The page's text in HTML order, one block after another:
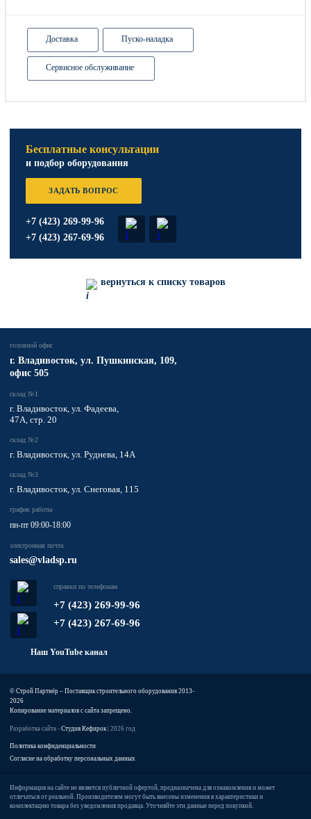
Доставка Пуско-наладка
Сервисное обслуживание
Бесплатные консультации
и подбор оборудования
ЗАДАТЬ ВОПРОС
+7 (423) 269-99-96
+7 (423) 267-69-96
вернуться к списку товаров
головной офис
​г. Владивосток, ул. Пушкинская, 109,
офис 505
график работы
пн-пт 09:00-18:00
электронная почта
sales@vladsp.ru
склад №1
г. Владивосток, ул. Фадеева,
47А, стр. 20
склад №2
г. Владивосток, ул. Руднева, 14А
склад №3
г. Владивосток, ул. Снеговая, 115
справки по телефонам
+7 (423) 269-99-96
+7 (423) 267-69-96
Наш YouTube канал
© Строй Партнёр – Поставщик строительного оборудования 2013-
2026
Копирование материалов с сайта запрещено.
Разработка сайта - Студия Кефирок | 2026 год
Политика конфиденциальности
Согласие на обработку персональных данных
Информация на сайте не является публичной офертой, предназначена для ознакомления и может
отличаться от реальной. Производителем могут быть внесены изменения в характеристики и
комплектацию товара без уведомления продавца. Уточняйте эти данные перед покупкой.